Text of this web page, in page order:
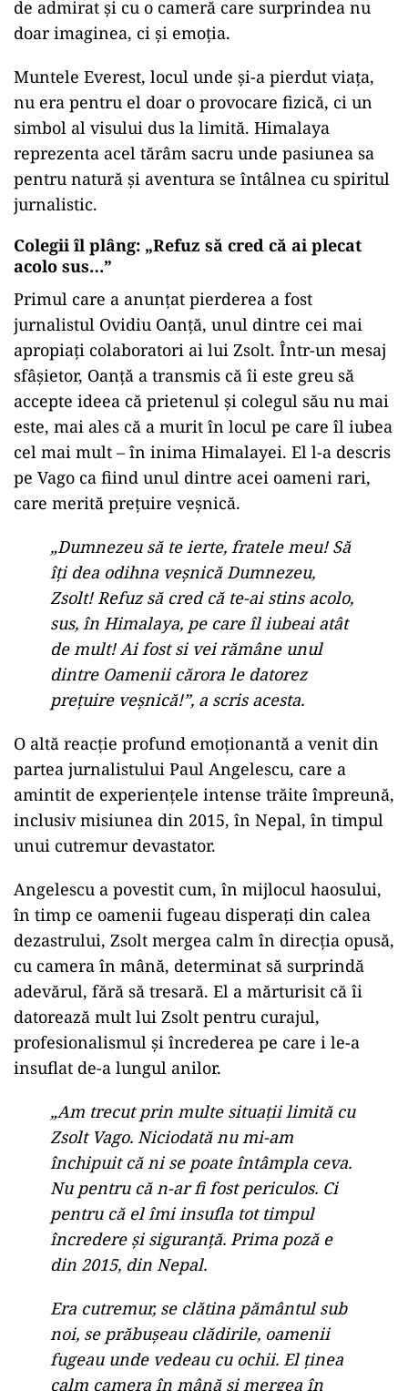
de admirat și cu o cameră care surprindea nu
doarimaginea, ci și emoția.
Muntele Everest, locul unde și-a pierdut viața,
nu era pentru el doar o provocare fizică, ci un
simbol al visului dus la limită. Himalaya
reprezenta acel tărâm sacru unde pasiunea sa
pentru natură și aventura se întâlnea cu spiritul
jurnalistic.
Colegii îl plâng: „Refuz să cred că ai plecat
acolo sus…”
Primul care a anunțat pierderea a fost
jurnalistul Ovidiu Oanță, unul dintre cei mai
apropiați colaboratori ai lui Zsolt. Într-un mesaj
sfâșietor, Oanță a transmis că îi este greu să
accepte ideea că prietenul și colegul său nu mai
este, mai ales că a murit în locul pe care îl iubea
cel mai mult – în inima Himalayei. El l-a descris
pe Vago ca fiind unul dintre acei oameni rari,
care merită prețuire veșnică.
„Dumnezeu să te ierte, fratele meu! Să
îți dea odihna veșnică Dumnezeu,
Zsolt! Refuz să cred că te-ai stins acolo,
sus, în Himalaya, pe care îl iubeai atât
de mult! Ai fost si vei rămâne unul
dintre Oamenii cărora le datorez
prețuire veșnică!”, a scris acesta.
O altă reacție profund emoționantă a venit din
partea jurnalistului Paul Angelescu, care a
amintit de experiențele intense trăite împreună,
inclusivmisiunea din 2015, în Nepal, în timpul
unui cutremur devastator.
Angelescu a povestit cum, în mijlocul haosului,
în timp ce oamenii fugeau disperați din calea
dezastrului, Zsolt mergea calm în direcția opusă,
cu camera în mână, determinat să surprindă
adevărul, fără să tresară. El a mărturisit că îi
datorează mult lui Zsolt pentru curajul,
profesionalismul și încrederea pe care i le-a
insuflat de-a lungul anilor.
„Am trecut prin multe situații limită cu
Zsolt Vago. Niciodată nu mi-am
închipuit că ni se poate întâmpla ceva.
Nu pentru că n-ar fi fost periculos. Ci
pentru că el îmi insufla tot timpul
încredere și siguranță. Prima poză e
din 2015, din Nepal.
Era cutremur, se clătina pământul sub
noi, se prăbușeau clădirile, oamenii
fugeau unde vedeau cu ochii. El ținea
calm camera în mână și mergea în